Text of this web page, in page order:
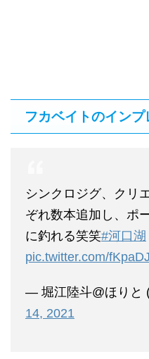
フカベイトのインプ
シンクロジグ、クリ
ぞれ数本追加し、ポ
に釣れる笑笑#河口湖
pic.twitter.com/
— 堀江陸斗@ほりと
14, 2021